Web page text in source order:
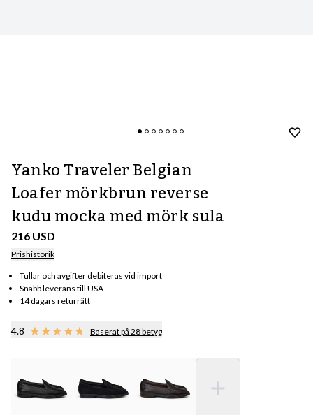
Yanko Traveler Belgian
Loafer mörkbrun reverse
kudu mocka med mörk sula
216 USD
Prishistorik
Tullar och avgifter debiteras vid import
Snabb leverans till USA
14 dagars returrätt
4.8 Baserat på 28 betyg